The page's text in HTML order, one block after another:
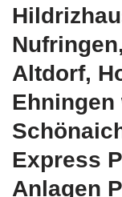
Altdorf,
Ehningen
Express
Anlagen